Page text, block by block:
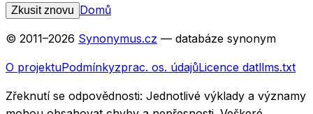
Zkusit znovu Domů
© 2011–2026 Synonymus.cz — databáze synonym
O projektuPodmínkyzprac. os. údajůLicence datllms.txt
Zřeknutí se odpovědnosti: Jednotlivé výklady a významy